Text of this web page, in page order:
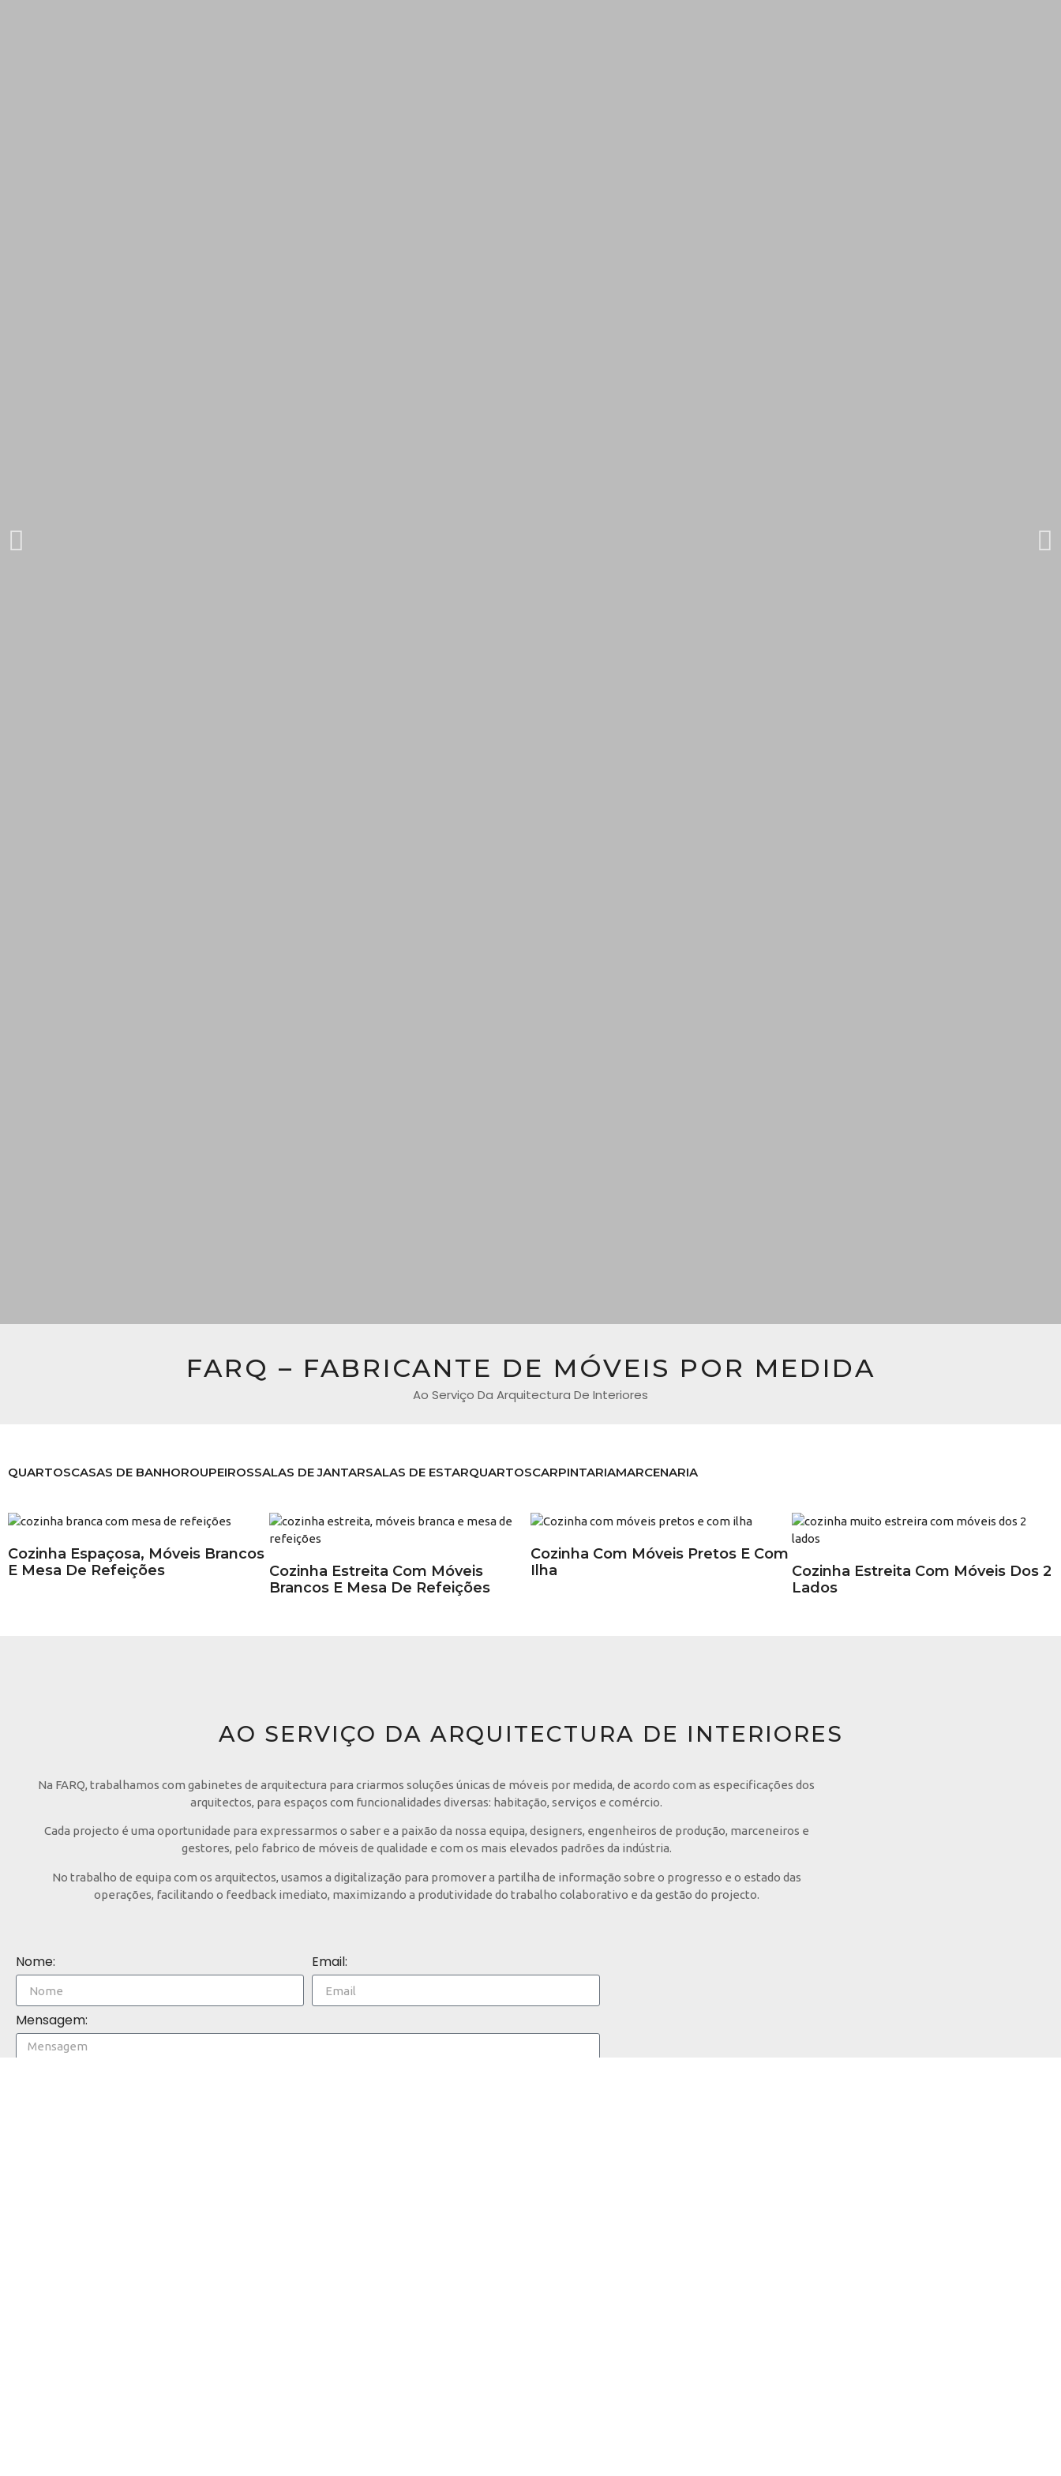
FARQ – FABRICANTE DE MÓVEIS POR MEDIDA
Ao Serviço Da Arquitectura De Interiores
QUARTOSCASAS DE BANHOROUPEIROSSALAS DE JANTARSALAS DE ESTARQUARTOSCARPINTARIAMARCENARIA
Cozinha Espaçosa, Móveis Brancos
E Mesa De Refeições
Cozinha Estreita Com Móveis
Brancos E Mesa De Refeições
Cozinha Com Móveis Pretos E Com
Ilha
Cozinha Estreita Com Móveis Dos 2
Lados
AO SERVIÇO DA ARQUITECTURA DE INTERIORES
Na FARQ, trabalhamos com gabinetes de arquitectura para criarmos soluções únicas de móveis por medida, de acordo com as especificações dos
arquitectos, para espaços com funcionalidades diversas: habitação, serviços e comércio.
Cada projecto é uma oportunidade para expressarmos o saber e a paixão da nossa equipa, designers, engenheiros de produção, marceneiros e
gestores, pelo fabrico de móveis de qualidade e com os mais elevados padrões da indústria.
No trabalho de equipa com os arquitectos, usamos a digitalização para promover a partilha de informação sobre o progresso e o estado das
operações, facilitando o feedback imediato, maximizando a produtividade do trabalho colaborativo e da gestão do projecto.
Nome: Email:
Mensagem: